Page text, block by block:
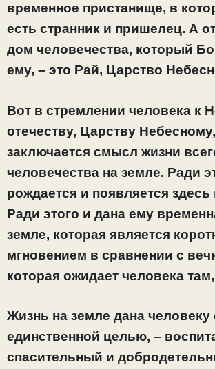
временное пристанище, в
есть странник и пришелец. А
дом человечества, который
ему, – это Рай, Царство
Вот в стремлении человека к
отечеству, Царству
заключается смысл жизни
человечества на земле. Ради
рождается и появляется здесь
Ради этого и дана ему
земле, которая является
мгновением в сравнении с
которая ожидает человека
Жизнь на земле дана человеку
единственной целью, –
спасительный и